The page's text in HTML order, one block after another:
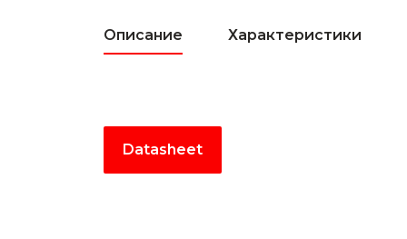
Описание Характеристики
Datasheet